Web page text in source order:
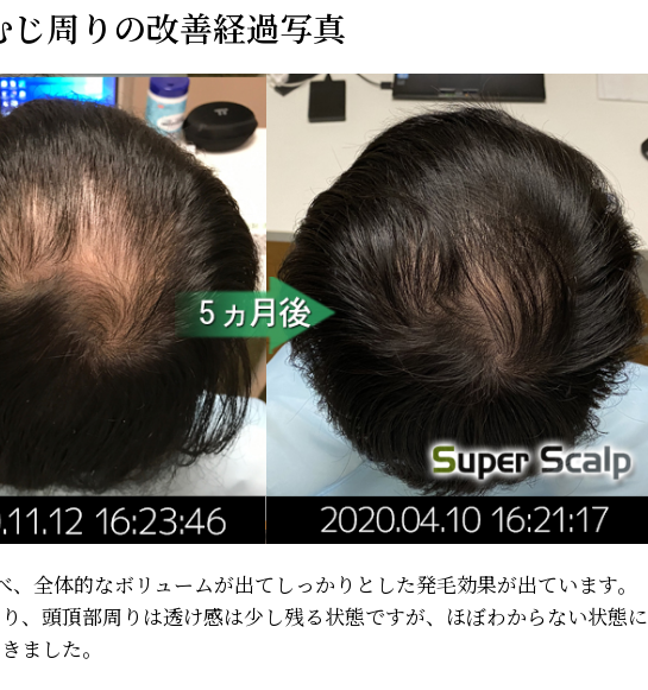
じ周りの改善経過写真
、全体的なボリュームが出てしっかりとした発毛効果が出ています。
、頭頂部周りは透け感は少し残る状態ですが、ほぼわからない状態に
ました。